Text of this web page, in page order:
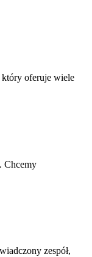
który oferuje wiele
Chcemy
zespół,